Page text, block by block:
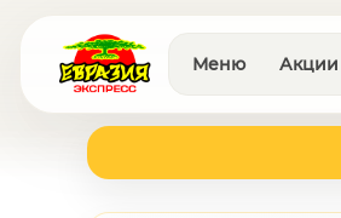
Меню Акции